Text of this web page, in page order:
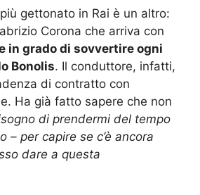
gettonato in Rai è un altro:
Corona che arriva con
in grado di sovvertire ogni
Bonolis. Il conduttore, infatti,
di contratto con
Ha già fatto sapere che non
di prendermi del tempo
– per capire se c’è ancora
dare a questa